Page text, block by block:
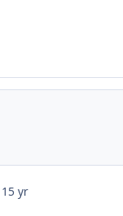
15 yr